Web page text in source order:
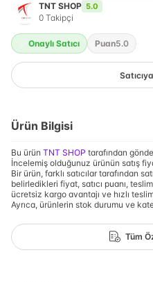
TNT SHOP 5.0
0 Takipçi
Onaylı Satıcı Puan5.0
Ürün Bilgisi
Bu ürün TNT SHOP tarafından
İncelemiş olduğunuz ürünün satış
Bir ürün, farklı satıcılar tarafından
belirledikleri fiyat, satıcı puanı,
ücretsiz kargo avantajı ve hızlı
Ayrıca, ürünlerin stok durumu ve
Tüm